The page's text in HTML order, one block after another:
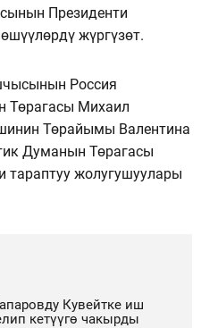
Президенти
жүргүзөт.
Россия
Төрагасы Михаил
Төрайымы Валентина
Думанын Төрагасы
тараптуу жолугушуулары
Кувейтке иш
кетүүгө чакырды